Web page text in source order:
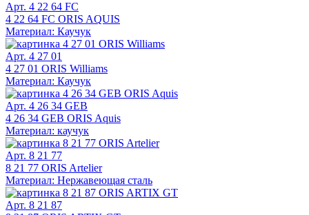
Арт. 4 22 64 FC
4 22 64 FC ORIS AQUIS
Материал: Каучук
Арт. 4 27 01
4 27 01 ORIS Williams
Материал: Каучук
Арт. 4 26 34 GEB
4 26 34 GEB ORIS Aquis
Материал: каучук
Арт. 8 21 77
8 21 77 ORIS Artelier
Материал: Нержавеющая сталь
Арт. 8 21 87